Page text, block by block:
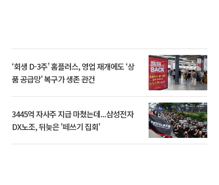
‘회생 D-3주’ 홈플러스, 영업 재개에도 ‘상
품 공급망’ 복구가 생존 관건
3445억 자사주 지급 마쳤는데...삼성전자
DX노조, 뒤늦은 '떼쓰기 집회'